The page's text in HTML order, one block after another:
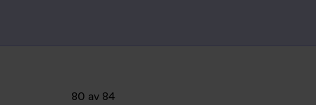
80 av 84